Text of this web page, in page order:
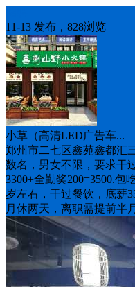
11-13 发布，828浏览
小草（高清LED广告车...
郑州市二七区鑫苑鑫都汇
数名，男女不限，要求干
3300+全勤奖200=3500.包
岁左右，干过餐饮，底薪
月休两天，离职需提前半